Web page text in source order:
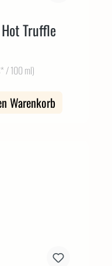
Truffle
/ 100 ml)
Warenkorb